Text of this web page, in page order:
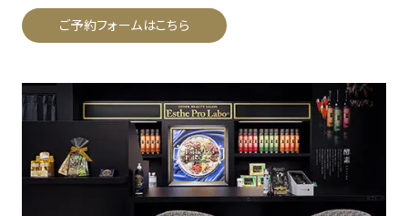
ご予約フォームはこちら